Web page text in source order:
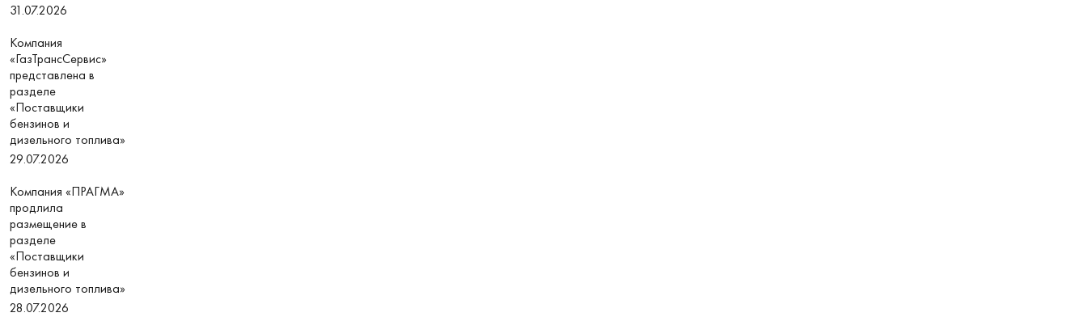
31.07.2026
Компания
«ГазТрансСервис»
представлена в
разделе
«Поставщики
бензинов и
дизельного топлива»
29.07.2026
Компания «ПРАГМА»
продлила
размещение в
разделе
«Поставщики
бензинов и
дизельного топлива»
28.07.2026